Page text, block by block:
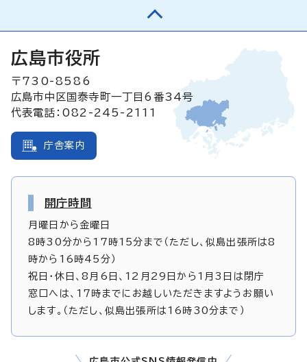
広島市役所
〒730-8586
広島市中区国泰寺町一丁目6番34号
代表電話：082-245-2111
庁舎案内
開庁時間
月曜日から金曜日
8時30分から17時15分まで（ただし、似島出張所は8
時から16時45分）
祝日・休日、8月6日、12月29日から1月3日は閉庁
窓口へは、17時までにお越しいただきますようお願い
します。（ただし、似島出張所は16時30分まで）